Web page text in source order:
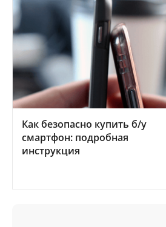
Как безопасно купить б/у
смартфон: подробная
инструкция